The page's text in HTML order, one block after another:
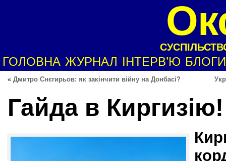
ГОЛОВНА ЖУРНАЛ ІНТЕРВ’Ю БЛОГИ
« Дмитро Снєгирьов: як закінчити війну на Донбасі?
Гайда в Киргизію!